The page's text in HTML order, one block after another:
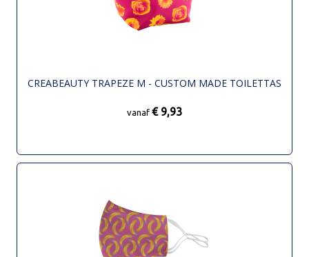
CREABEAUTY TRAPEZE M - CUSTOM MADE TOILETTAS
vanaf € 9,93